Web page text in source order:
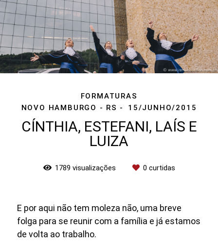
FORMATURAS
NOVO HAMBURGO - RS
15/JUNHO/2015
CÍNTHIA, ESTEFANI, LAÍS E
LUIZA
1789 visualizações 0 curtidas
E por aqui não tem moleza não, uma breve
folga para se reunir com a família e já estamos
de volta ao trabalho.